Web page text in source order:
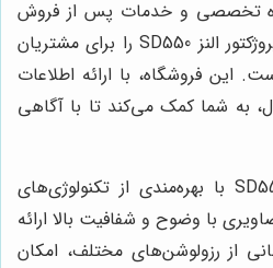
تخصصی و خدمات پس از فروش
مطمئن، خرید مینی ویدئو پروژکتور النز SD550 را برای مشتریان
این فروشگاه، با ارائه اطلاعات
به شما کمک می‌کند تا با آگاهی
مینی ویدئو پروژکتور النز SD550 با بهره‌مندی از تکنولوژی‌های
با وضوح و شفافیت بالا ارائه
از رزولوشن‌های مختلف، امکان